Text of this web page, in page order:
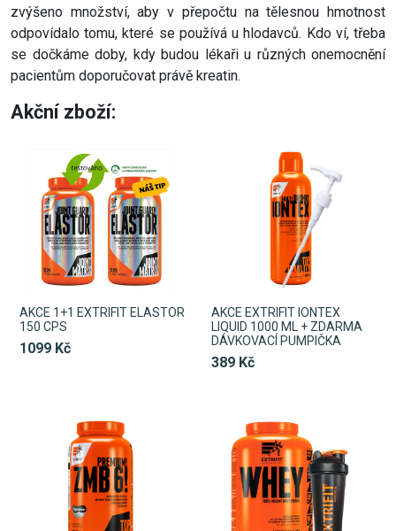
zvýšeno množství, aby v přepočtu na tělesnou hmotnost
odpovídalo tomu, které se používá u hlodavců. Kdo ví, třeba
se dočkáme doby, kdy budou lékaři u různých onemocnění
pacientům doporučovat právě kreatin.
Akční zboží:
AKCE 1+1 EXTRIFIT ELASTOR
150 CPS
1099 Kč
AKCE EXTRIFIT IONTEX
LIQUID 1000 ML + ZDARMA
DÁVKOVACÍ PUMPIČKA
389 Kč